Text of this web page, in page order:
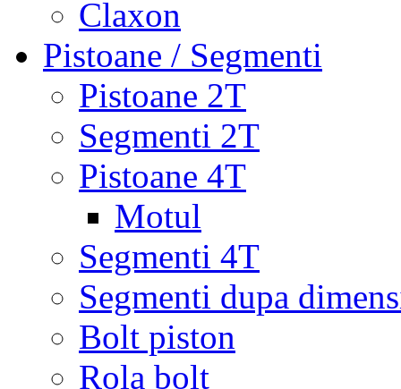
Claxon
Pistoane / Segmenti
Pistoane 2T
Segmenti 2T
Pistoane 4T
Motul
Segmenti 4T
Segmenti dupa
Bolt piston
Rola bolt